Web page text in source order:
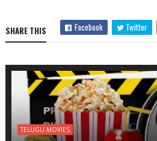
SHARE THIS Facebook Twitter
TELUGU MOVIES